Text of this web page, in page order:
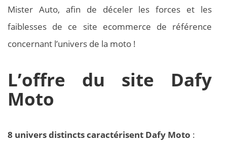
Mister Auto, afin de déceler les forces et les
faiblesses de ce site ecommerce de référence
concernant l’univers de la moto !
L’offre du site Dafy
Moto
8 univers distincts caractérisent Dafy Moto :